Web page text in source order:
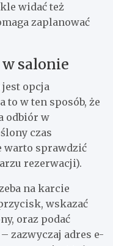
widać też
zaplanować
salonie
opcja
to w ten sposób, że
odbiór w
czas
warto sprawdzić
rezerwacji).
na karcie
wskazać
oraz podać
zazwyczaj adres e-